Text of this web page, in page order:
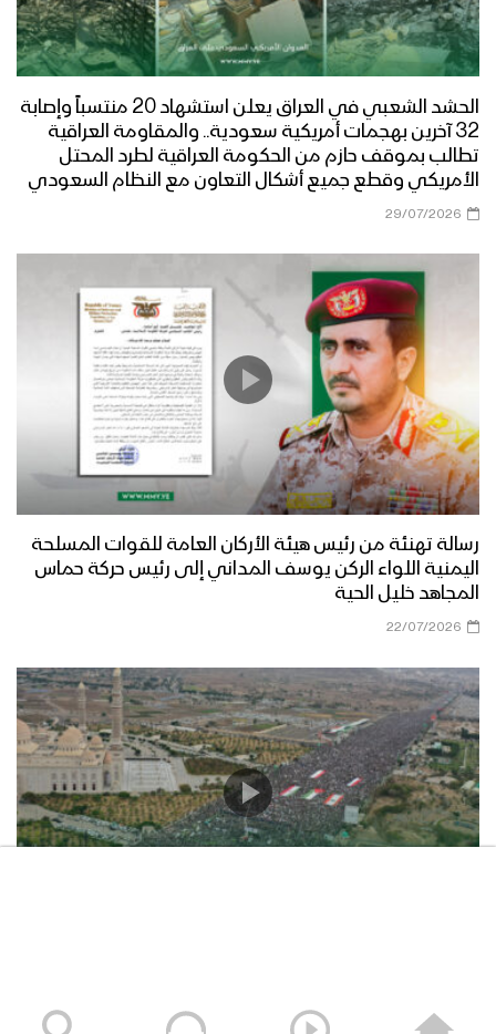
الحشد الشعبي في العراق يعلن استشهاد 20 منتسباً وإصابة
32 آخرين بهجمات أمريكية سعودية.. والمقاومة العراقية
تطالب بموقف حازم من الحكومة العراقية لطرد المحتل
الأمريكي وقطع جميع أشكال التعاون مع النظام السعودي
29/07/2026
رسالة تهنئة من رئيس هيئة الأركان العامة للقوات المسلحة
اليمنية اللواء الركن يوسف المداني إلى رئيس حركة حماس
المجاهد خليل الحية
22/07/2026